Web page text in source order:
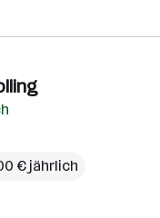
€ jährlich